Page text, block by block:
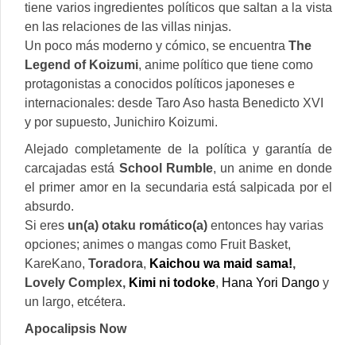
tiene varios ingredientes políticos que saltan a la vista
en las relaciones de las villas ninjas.
Un poco más moderno y cómico, se encuentra The
Legend of Koizumi, anime político que tiene como
protagonistas a conocidos políticos japoneses e
internacionales: desde Taro Aso hasta Benedicto XVI
y por supuesto, Junichiro Koizumi.
Alejado completamente de la política y garantía de
carcajadas está School Rumble, un anime en donde
el primer amor en la secundaria está salpicada por el
absurdo.
Si eres un(a) otaku romático(a) entonces hay varias
opciones; animes o mangas como Fruit Basket,
KareKano, Toradora, Kaichou wa maid sama!,
Lovely Complex, Kimi ni todoke, Hana Yori Dango y
un largo, etcétera.
Apocalipsis Now